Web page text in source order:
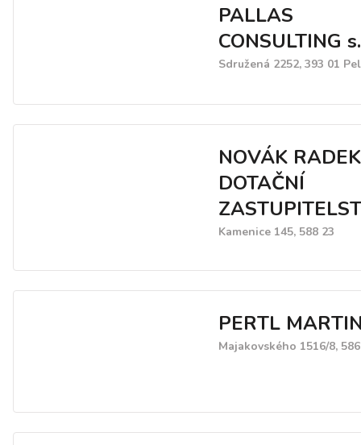
PALLAS
CONSULTING
Sdružená 2252, 393 01
NOVÁK
DOTAČNÍ
Kamenice 145, 588 23
PERTL
Majakovského 1516/8,